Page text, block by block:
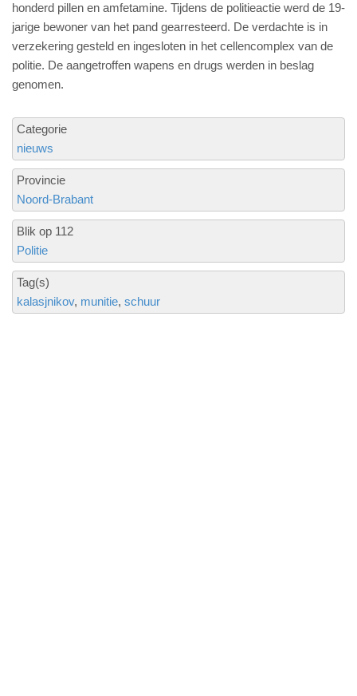
honderd pillen en amfetamine. Tijdens de politieactie werd de 19-
jarige bewoner van het pand gearresteerd. De verdachte is in
verzekering gesteld en ingesloten in het cellencomplex van de
politie. De aangetroffen wapens en drugs werden in beslag
genomen.
Categorie
nieuws
Provincie
Noord-Brabant
Blik op 112
Politie
Tag(s)
kalasjnikov munitie schuur